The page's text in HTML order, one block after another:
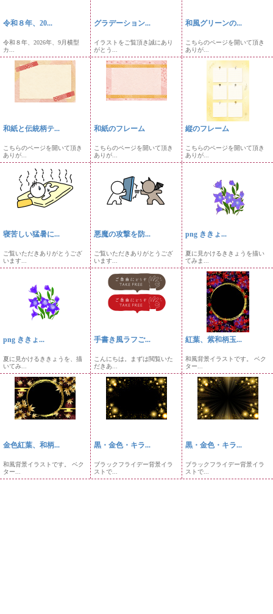
令和８年、20...
令和８年、2026年、9月横型
カ...
グラデーション...
イラストをご覧頂き誠にあり
がとう...
和風グリーンの...
こちらのページを開いて頂き
ありが...
和紙と伝統柄テ...
こちらのページを開いて頂き
ありが...
和紙のフレーム
こちらのページを開いて頂き
ありが...
縦のフレーム
こちらのページを開いて頂き
ありが...
寝苦しい猛暑に...
ご覧いただきありがとうござ
います...
悪魔の攻撃を防...
ご覧いただきありがとうござ
います...
png ききょ...
夏に見かけるききょうを描い
てみま...
png ききょ...
夏に見かけるききょうを、描
いてみ...
手書き風ラフご...
こんにちは。まずは閲覧いた
だきあ...
紅葉、紫和柄玉...
和風背景イラストです。 ベク
ター...
金色紅葉、和柄...
和風背景イラストです。 ベク
ター...
黒・金色・キラ...
ブラックフライデー背景イラ
ストで...
黒・金色・キラ...
ブラックフライデー背景イラ
ストで...